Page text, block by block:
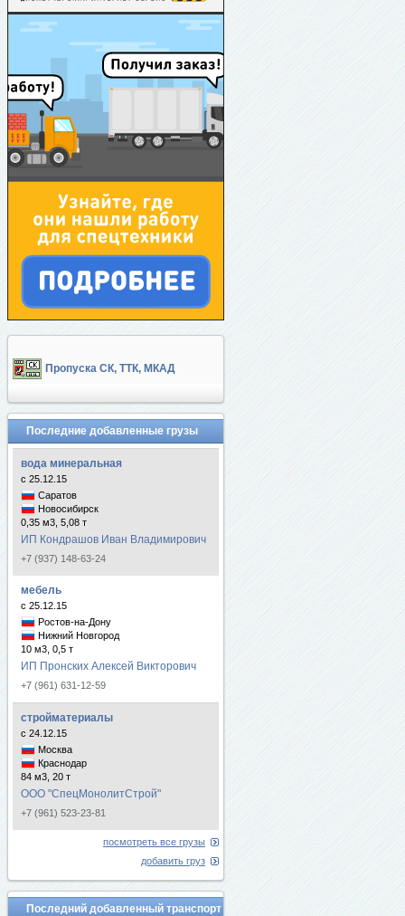
Пропуска СК, ТТК, МКАД
Последние добавленные грузы
вода минеральная
с 25.12.15
Саратов
Новосибирск
0,35 м3, 5,08 т
ИП Кондрашов Иван Владимирович
+7 (937) 148-63-24
мебель
с 25.12.15
Ростов-на-Дону
Нижний Новгород
10 м3, 0,5 т
ИП Пронских Алексей Викторович
+7 (961) 631-12-59
стройматериалы
с 24.12.15
Москва
Краснодар
84 м3, 20 т
ООО "СпецМонолитСтрой"
+7 (961) 523-23-81
посмотреть все грузы
добавить груз
Последний добавленный транспорт